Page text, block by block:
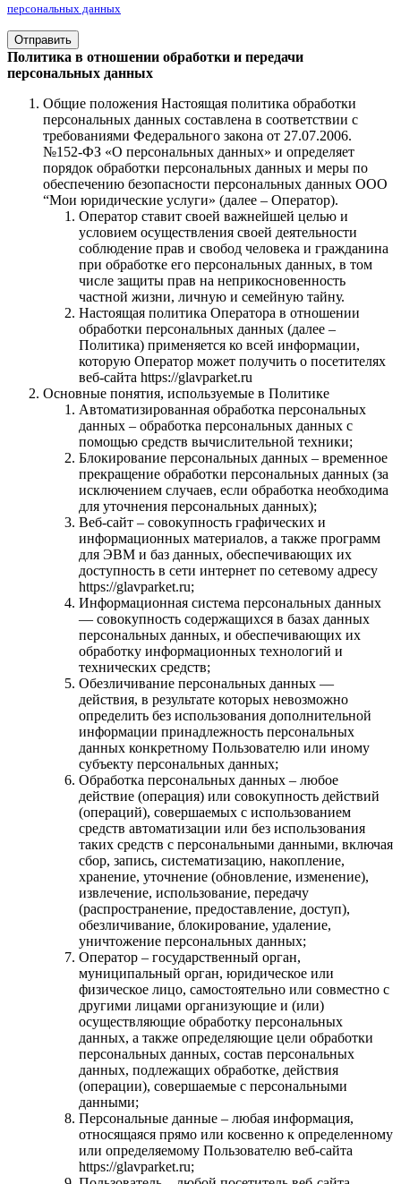
персональных данных
Отправить
Политика в отношении обработки и передачи
персональных данных
Общие положения Настоящая политика обработки
персональных данных составлена в соответствии с
требованиями Федерального закона от 27.07.2006.
№152-ФЗ «О персональных данных» и определяет
порядок обработки персональных данных и меры по
обеспечению безопасности персональных данных ООО
“Мои юридические услуги» (далее – Оператор).
Оператор ставит своей важнейшей целью и
условием осуществления своей деятельности
соблюдение прав и свобод человека и гражданина
при обработке его персональных данных, в том
числе защиты прав на неприкосновенность
частной жизни, личную и семейную тайну.
Настоящая политика Оператора в отношении
обработки персональных данных (далее –
Политика) применяется ко всей информации,
которую Оператор может получить о посетителях
веб-сайта https://glavparket.ru
Основные понятия, используемые в Политике
Автоматизированная обработка персональных
данных – обработка персональных данных с
помощью средств вычислительной техники;
Блокирование персональных данных – временное
прекращение обработки персональных данных (за
исключением случаев, если обработка необходима
для уточнения персональных данных);
Веб-сайт – совокупность графических и
информационных материалов, а также программ
для ЭВМ и баз данных, обеспечивающих их
доступность в сети интернет по сетевому адресу
https://glavparket.ru;
Информационная система персональных данных
— совокупность содержащихся в базах данных
персональных данных, и обеспечивающих их
обработку информационных технологий и
технических средств;
Обезличивание персональных данных —
действия, в результате которых невозможно
определить без использования дополнительной
информации принадлежность персональных
данных конкретному Пользователю или иному
субъекту персональных данных;
Обработка персональных данных – любое
действие (операция) или совокупность действий
(операций), совершаемых с использованием
средств автоматизации или без использования
таких средств с персональными данными, включая
сбор, запись, систематизацию, накопление,
хранение, уточнение (обновление, изменение),
извлечение, использование, передачу
(распространение, предоставление, доступ),
обезличивание, блокирование, удаление,
уничтожение персональных данных;
Оператор – государственный орган,
муниципальный орган, юридическое или
физическое лицо, самостоятельно или совместно с
другими лицами организующие и (или)
осуществляющие обработку персональных
данных, а также определяющие цели обработки
персональных данных, состав персональных
данных, подлежащих обработке, действия
(операции), совершаемые с персональными
данными;
Персональные данные – любая информация,
относящаяся прямо или косвенно к определенному
или определяемому Пользователю веб-сайта
https://glavparket.ru;